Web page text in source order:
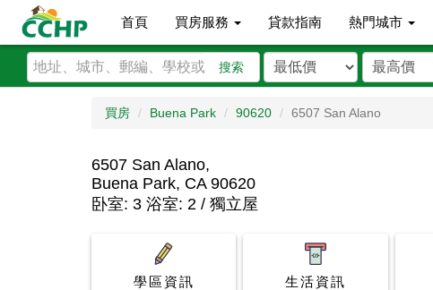
首頁 買房服務 貸款指南 熱門城市
搜索
買房 Buena Park 90620 6507 San Alano
6507 San Alano,
Buena Park, CA 90620
卧室: 3 浴室: 2 / 獨立屋
學區資訊 生活資訊